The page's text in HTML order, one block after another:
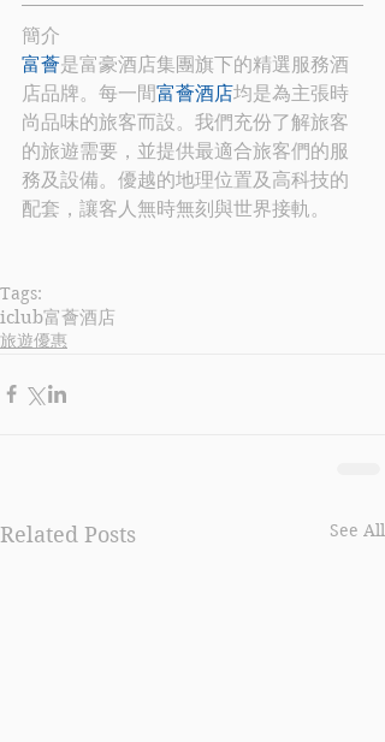
簡介
富薈是富豪酒店集團旗下的精選服務酒
店品牌。每一間富薈酒店均是為主張時
尚品味的旅客而設。我們充份了解旅客
的旅遊需要，並提供最適合旅客們的服
務及設備。優越的地理位置及高科技的
配套，讓客人無時無刻與世界接軌。
Tags:
iclub富薈酒店
旅遊優惠
Related Posts See All